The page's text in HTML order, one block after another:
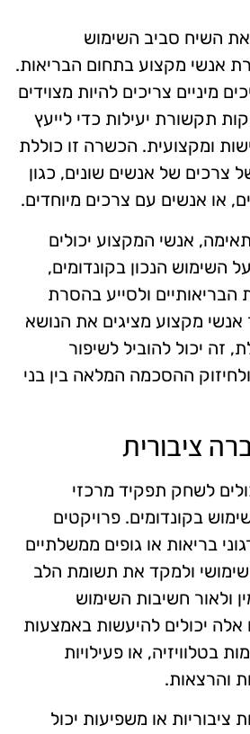
השיח סביב השימוש
אנשי מקצוע בתחום הבריאות.
מיניים צריכים להיות מצוידים
תקשורת יעילות כדי לייעץ
ומקצועית. הכשרה זו כוללת
צרכים של אנשים שונים, כגון
או אנשים עם צרכים מיוחדים.
אנשי המקצוע יכולים
השימוש הנכון בקונדומים,
הבריאותיים ולסייע בהסרת
מקצוע מציגים את הנושא
זה יכול להוביל לשיפור
ההסכמה המלאה בין בני
ציבורית
לשחק תפקיד מרכזי
בקונדומים. פרויקטים
בריאות או גופים ממשלתיים
שימושי ולמקד את תשומת הלב
ולאור חשיבות השימוש
אלה יכולים להיעשות באמצעות
בטלוויזיה, או פעילויות
והרצאות.
ציבוריות או משפיעות יכול